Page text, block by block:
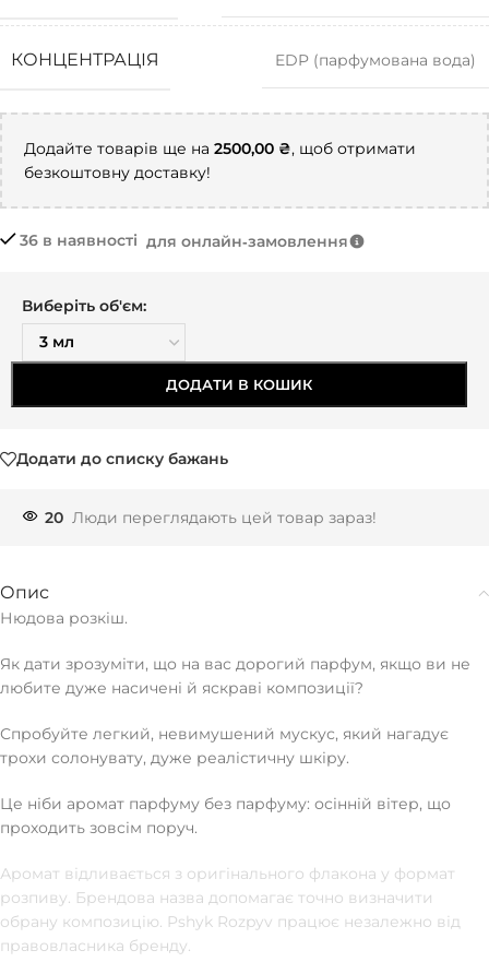
КОНЦЕНТРАЦІЯ EDP (парфумована вода)
Додайте товарів ще на 2500,00 ₴, щоб отримати
безкоштовну доставку!
36 в наявності для онлайн‑замовлення
Виберіть об'єм:
ДОДАТИ В КОШИК
Додати до списку бажань
20 Люди переглядають цей товар зараз!
Опис
Нюдова розкіш.
Як дати зрозуміти, що на вас дорогий парфум, якщо ви не
любите дуже насичені й яскраві композиції?
Спробуйте легкий, невимушений мускус, який нагадує
трохи солонувату, дуже реалістичну шкіру.
Це ніби аромат парфуму без парфуму: осінній вітер, що
проходить зовсім поруч.
Аромат відливається з оригінального флакона у формат
розпиву. Брендова назва допомагає точно визначити
обрану композицію. Pshyk Rozpyv працює незалежно від
правовласника бренду.